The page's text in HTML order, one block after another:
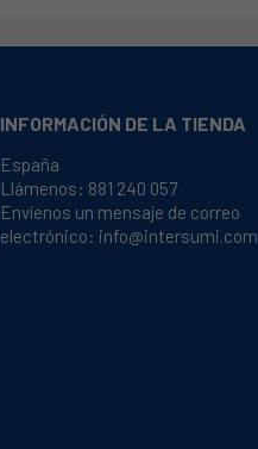
INFORMACIÓN DE LA TIENDA
España
Llámenos: 881 240 057
Envíenos un mensaje de correo
electrónico: info@intersumi.com